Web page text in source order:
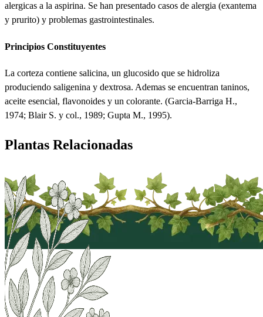
alergicas a la aspirina. Se han presentado casos de alergia (exantema
y prurito) y problemas gastrointestinales.
Principios Constituyentes
La corteza contiene salicina, un glucosido que se hidroliza
produciendo saligenina y dextrosa. Ademas se encuentran taninos,
aceite esencial, flavonoides y un colorante. (Garcia-Barriga H.,
1974; Blair S. y col., 1989; Gupta M., 1995).
Plantas Relacionadas